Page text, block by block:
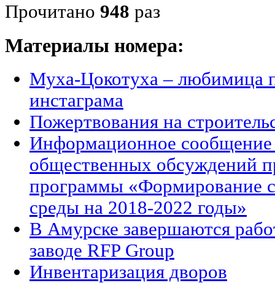
Прочитано 948 раз
Материалы номера:
Муха-Цокотуха – любимица
инстаграма
Пожертвования на
Информационное сообщение
общественных обсуждений
программы «Формирование
среды на 2018-2022 годы»
В Амурске завершаются
заводе RFP Group
Инвентаризация дворов